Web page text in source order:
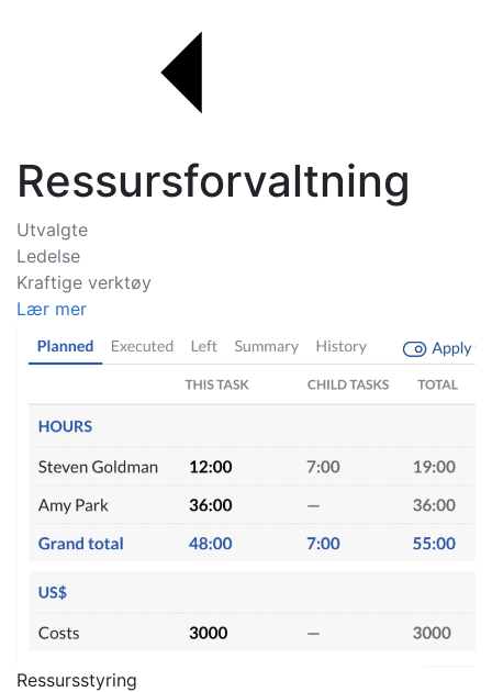
Ressursforvaltning
Utvalgte
Ledelse
Kraftige verktøy
Lær mer
Ressursstyring